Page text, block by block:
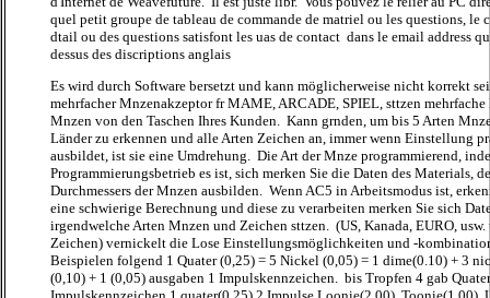
quel petit groupe de tableau de commande de matriel ou les questions, le
dtail ou des questions satisfont les uas de contact dans le email address
dessus des discriptions anglais
Es wird durch Software bersetzt und kann möglicherweise nicht korrekt
mehrfacher Mnzenakzeptor fr MAME, ARCADE, SPIEL, sttzen
Mnzen von den Taschen Ihres Kunden. Kann grnden, um bis 5 Arten
Länder zu erkennen und alle Arten Zeichen an, immer wenn Einstellung
ausbildet, ist sie eine Umdrehung. Die Art der Mnze programmierend,
Programmierungsbetrieb es ist, sich merken Sie die Daten des Materials,
Durchmessers der Mnzen ausbilden. Wenn AC5 in Arbeitsmodus ist,
eine schwierige Berechnung und diese zu verarbeiten merken Sie sich
irgendwelche Arten Mnzen und Zeichen sttzen. (US, Kanada, EURO,
Zeichen) vernickelt die Lose Einstellungsmöglichkeiten und -
Beispielen folgend 1 Quater (0,25) = 5 Nickel (0,05) = 1 dime(0.10) + 3
(0,10) + 1 (0,05) ausgaben 1 Impulskennzeichen. bis Tropfen 4 gab